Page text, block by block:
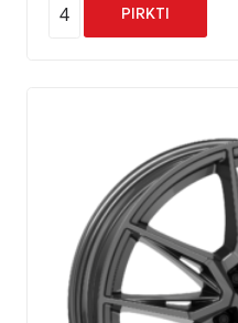
4 PIRKTI